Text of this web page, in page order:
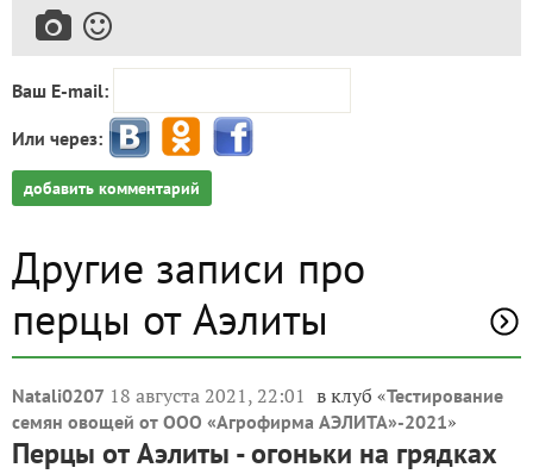
Ваш E-mail:
Или через:
добавить комментарий
Другие записи про
перцы от Аэлиты
Natali0207 18 августа 2021, 22:01 в клуб «Тестирование
семян овощей от ООО «Агрофирма АЭЛИТА»-2021»
Перцы от Аэлиты - огоньки на грядках